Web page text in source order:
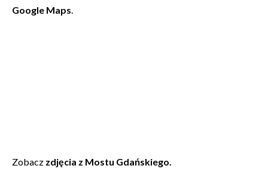
Google Maps.
Zobacz zdjęcia z Mostu Gdańskiego.